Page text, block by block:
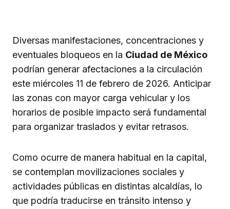
Diversas manifestaciones, concentraciones y
eventuales bloqueos en la Ciudad de México
podrían generar afectaciones a la circulación
este miércoles 11 de febrero de 2026. Anticipar
las zonas con mayor carga vehicular y los
horarios de posible impacto será fundamental
para organizar traslados y evitar retrasos.
Como ocurre de manera habitual en la capital,
se contemplan movilizaciones sociales y
actividades públicas en distintas alcaldías, lo
que podría traducirse en tránsito intenso y